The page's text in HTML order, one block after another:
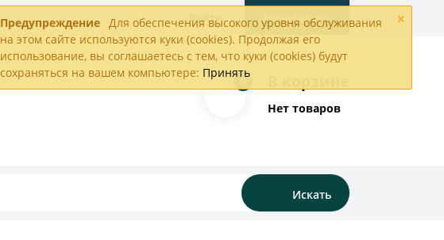
×
Предупреждение Для обеспечения высокого уровня обслуживания
на этом сайте используются куки (cookies). Продолжая его
использование, вы соглашаетесь с тем, что куки (cookies) будут
сохраняться на вашем компьютере: Принять
Войти Регистрация
0
Нет товаров
Искать